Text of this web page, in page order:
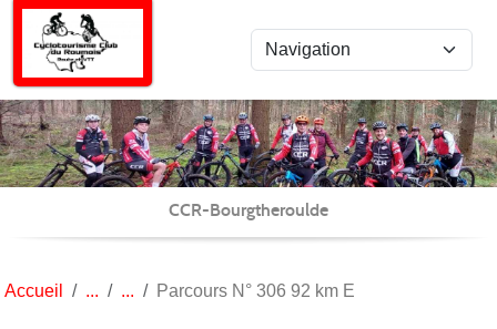
CCR-Bourgtheroulde
Accueil Parcours N° 306 92 km E
Panneau de gestion des cookies